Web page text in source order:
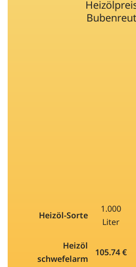
Heizöl-Sorte
1.000
Liter
Heizöl
schwefelarm
105.74 €